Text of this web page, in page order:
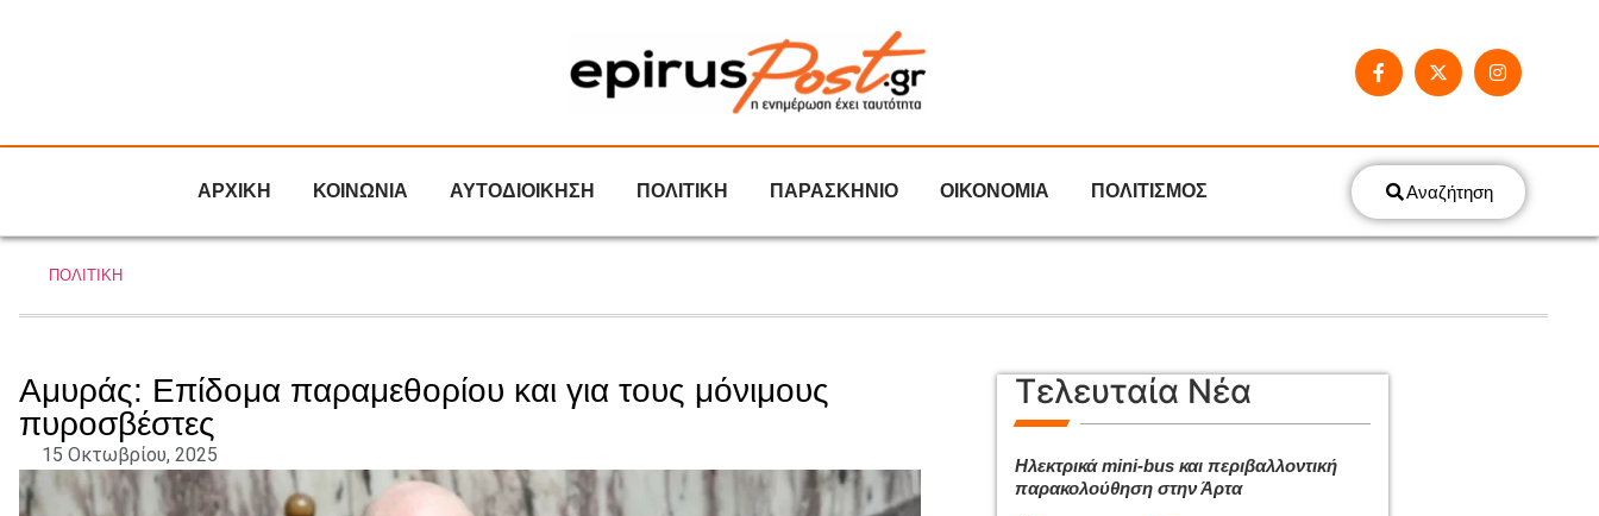
ΑΡΧΙΚΗ ΚΟΙΝΩΝΙΑ ΑΥΤΟΔΙΟΙΚΗΣΗ ΠΟΛΙΤΙΚΗ ΠΑΡΑΣΚΗΝΙΟ ΟΙΚΟΝΟΜΙΑ ΠΟΛΙΤΙΣΜΟΣ Αναζήτηση
ΠΟΛΙΤΙΚΗ
Αμυράς: Επίδομα παραμεθορίου και για τους μόνιμους
πυροσβέστες
15 Οκτωβρίου, 2025
Τελευταία Νέα
Ηλεκτρικά mini-bus και περιβαλλοντική
παρακολούθηση στην Άρτα